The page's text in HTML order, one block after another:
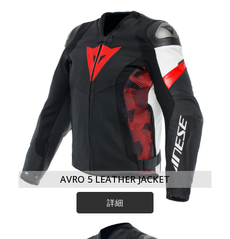
AVRO 5 LEATHER JACKET
詳細